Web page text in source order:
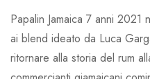
Papalin Jamaica 7 anni
ai blend ideato da Luca
ritornare alla storia del rum